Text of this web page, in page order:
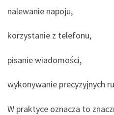
nalewanie napoju,
korzystanie z telefonu,
pisanie wiadomości,
wykonywanie precyzyjnych
W praktyce oznacza to